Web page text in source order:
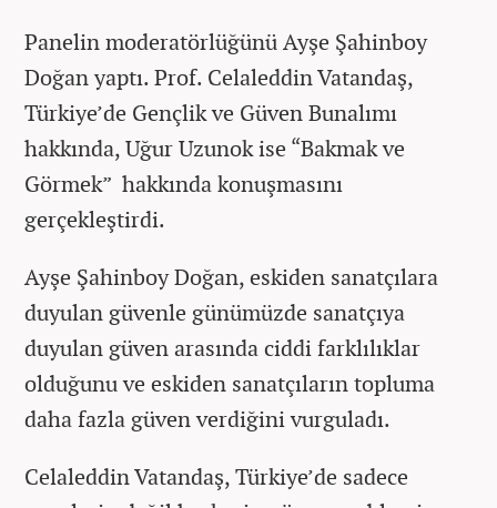
Panelin moderatörlüğünü Ayşe Şahinboy
Doğan yaptı. Prof. Celaleddin Vatandaş,
Türkiye’de Gençlik ve Güven Bunalımı
hakkında, Uğur Uzunok ise “Bakmak ve
Görmek” hakkında konuşmasını
gerçekleştirdi.
Ayşe Şahinboy Doğan, eskiden sanatçılara
duyulan güvenle günümüzde sanatçıya
duyulan güven arasında ciddi farklılıklar
olduğunu ve eskiden sanatçıların topluma
daha fazla güven verdiğini vurguladı.
Celaleddin Vatandaş, Türkiye’de sadece